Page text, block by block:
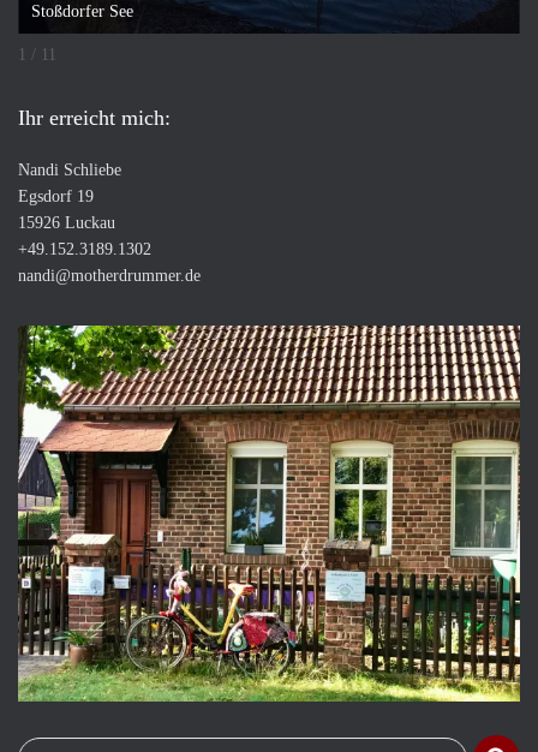
Stoßdorfer See
1 / 11
Ihr erreicht mich:
Nandi Schliebe
Egsdorf 19
15926 Luckau
+49.152.3189.1302
nandi@motherdrummer.de